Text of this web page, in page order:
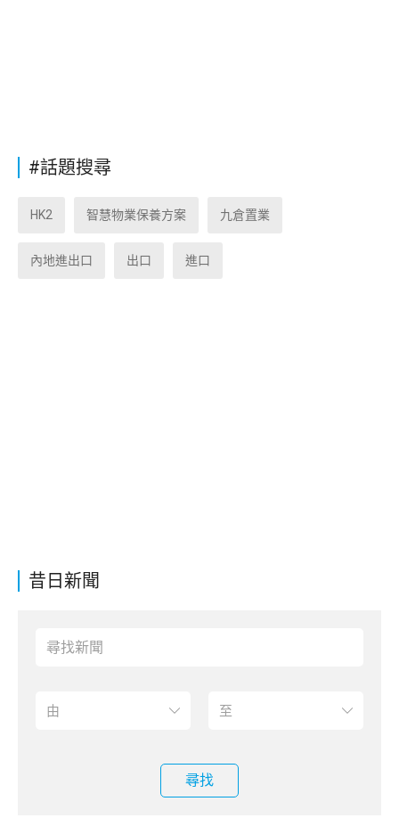
昔日新聞
尋找
#話題搜尋
HK2 智慧物業保養方案 九倉置業
內地進出口 出口 進口